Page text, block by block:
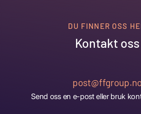
DU FINNER OSS
Kontakt oss
Send oss en e-post eller bruk